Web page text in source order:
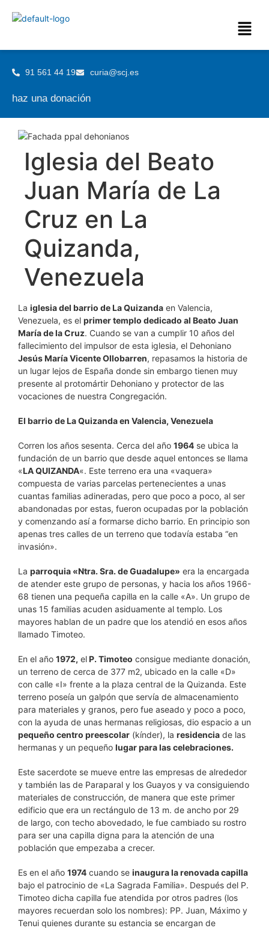
91 561 44 19 curia@scj.es
haz una donación
Iglesia del Beato
Juan María de La
Cruz en La
Quizanda,
Venezuela
La iglesia del barrio de La Quizanda en Valencia,
Venezuela, es el primer templo dedicado al Beato Juan
María de la Cruz. Cuando se van a cumplir 10 años del
fallecimiento del impulsor de esta iglesia, el Dehoniano
Jesús María Vicente Ollobarren, repasamos la historia de
un lugar lejos de España donde sin embargo tienen muy
presente al protomártir Dehoniano y protector de las
vocaciones de nuestra Congregación.
El barrio de La Quizanda en Valencia, Venezuela
Corren los años sesenta. Cerca del año 1964 se ubica la
fundación de un barrio que desde aquel entonces se llama
«LA QUIZANDA«. Este terreno era una «vaquera»
compuesta de varias parcelas pertenecientes a unas
cuantas familias adineradas, pero que poco a poco, al ser
abandonadas por estas, fueron ocupadas por la población
y comenzando así a formarse dicho barrio. En principio son
apenas tres calles de un terreno que todavía estaba “en
invasión».
La parroquia «Ntra. Sra. de Guadalupe» era la encargada
de atender este grupo de personas, y hacia los años 1966-
68 tienen una pequeña capilla en la calle «A». Un grupo de
unas 15 familias acuden asiduamente al templo. Los
mayores hablan de un padre que los atendió en esos años
llamado Timoteo.
En el año 1972, elP. Timoteo consigue mediante donación,
un terreno de cerca de 377 m2, ubicado en la calle «D»
con calle «I» frente a la plaza central de la Quizanda. Este
terreno poseía un galpón que servía de almacenamiento
para materiales y granos, pero fue aseado y poco a poco,
con la ayuda de unas hermanas religiosas, dio espacio a un
pequeño centro preescolar (kínder), la residencia de las
hermanas y un pequeño lugar para las celebraciones.
Este sacerdote se mueve entre las empresas de alrededor
y también las de Paraparal y los Guayos y va consiguiendo
materiales de construcción, de manera que este primer
edificio que era un rectángulo de 13 m. de ancho por 29
de largo, con techo abovedado, le fue cambiado su rostro
para ser una capilla digna para la atención de una
población que empezaba a crecer.
Es en el año 1974 cuando se inaugura la renovada capilla
bajo el patrocinio de «La Sagrada Familia». Después del P.
Timoteo dicha capilla fue atendida por otros padres (los
mayores recuerdan solo los nombres): PP. Juan, Máximo y
Tenui quienes durante su estancia se encargan de